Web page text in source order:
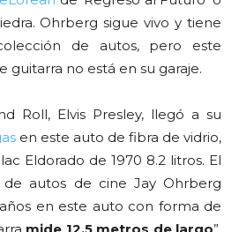
Ohrberg sigue vivo y tiene
de autos, pero este
guitarra no está en su garaje.
Roll, Elvis Presley, llegó a su
en este auto de fibra de vidrio,
Eldorado de 1970 8.2 litros. El
autos de cine Jay Ohrberg
en este auto con forma de